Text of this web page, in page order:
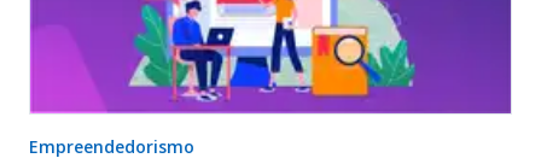
Empreendedorismo